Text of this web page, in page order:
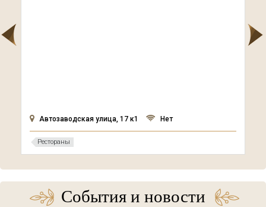
Автозаводская улица, 17 к1 Нет
Рестораны
События и новости